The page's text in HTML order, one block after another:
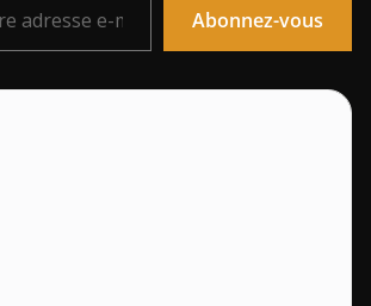
Abonnez-vous